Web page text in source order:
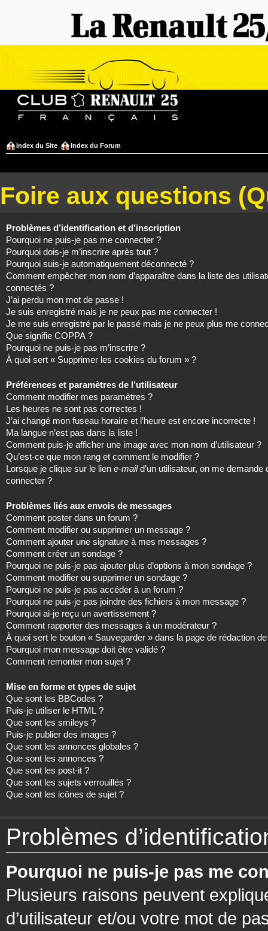
Index du Site Index du Forum
Foire aux questions
Problèmes d’identification et d’inscription
Pourquoi ne puis-je pas me connecter ?
Pourquoi dois-je m’inscrire après tout ?
Pourquoi suis-je automatiquement déconnecté ?
Comment empêcher mon nom d’apparaître dans la liste des
connectés ?
J’ai perdu mon mot de passe !
Je suis enregistré mais je ne peux pas me connecter !
Je me suis enregistré par le passé mais je ne peux plus me
Que signifie COPPA ?
Pourquoi ne puis-je pas m’inscrire ?
À quoi sert « Supprimer les cookies du forum » ?
Préférences et paramètres de l’utilisateur
Comment modifier mes paramètres ?
Les heures ne sont pas correctes !
J’ai changé mon fuseau horaire et l’heure est encore incorrecte !
Ma langue n’est pas dans la liste !
Comment puis-je afficher une image avec mon nom d’utilisateur ?
Qu’est-ce que mon rang et comment le modifier ?
Lorsque je clique sur le lien e-maild’un utilisateur, on me demande
connecter ?
Problèmes liés aux envois de messages
Comment poster dans un forum ?
Comment modifier ou supprimer un message ?
Comment ajouter une signature à mes messages ?
Comment créer un sondage ?
Pourquoi ne puis-je pas ajouter plus d’options à mon sondage ?
Comment modifier ou supprimer un sondage ?
Pourquoi ne puis-je pas accéder à un forum ?
Pourquoi ne puis-je pas joindre des fichiers à mon message ?
Pourquoi ai-je reçu un avertissement ?
Comment rapporter des messages à un modérateur ?
À quoi sert le bouton « Sauvegarder » dans la page de rédaction
Pourquoi mon message doit être validé ?
Comment remonter mon sujet ?
Mise en forme et types de sujet
Que sont les BBCodes ?
Puis-je utiliser le HTML ?
Que sont les smileys ?
Puis-je publier des images ?
Que sont les annonces globales ?
Que sont les annonces ?
Que sont les post-it ?
Que sont les sujets verrouillés ?
Que sont les icônes de sujet ?
Problèmes
Pourquoi ne puis-je pas me
Plusieurs raisons peuvent
d’utilisateur et/ou votre mot de